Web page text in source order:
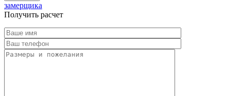
замерщика
Получить расчет